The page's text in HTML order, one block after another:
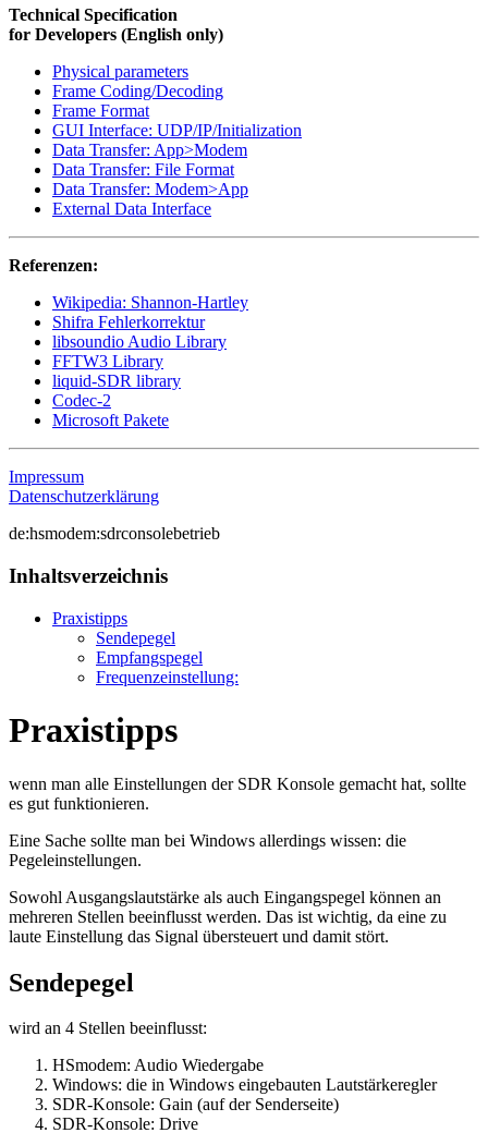
Technical Specification
for Developers (English only)
Physical parameters
Frame Coding/Decoding
Frame Format
GUI Interface: UDP/IP/Initialization
Data Transfer: App>Modem
Data Transfer: File Format
Data Transfer: Modem>App
External Data Interface
Referenzen:
Wikipedia: Shannon-Hartley
Shifra Fehlerkorrektur
libsoundio Audio Library
FFTW3 Library
liquid-SDR library
Codec-2
Microsoft Pakete
Impressum
Datenschutzerklärung
de:hsmodem:sdrconsolebetrieb
Inhaltsverzeichnis
Praxistipps
Sendepegel
Empfangspegel
Frequenzeinstellung:
Praxistipps
wenn man alle Einstellungen der SDR Konsole gemacht hat, sollte
es gut funktionieren.
Eine Sache sollte man bei Windows allerdings wissen: die
Pegeleinstellungen.
Sowohl Ausgangslautstärke als auch Eingangspegel können an
mehreren Stellen beeinflusst werden. Das ist wichtig, da eine zu
laute Einstellung das Signal übersteuert und damit stört.
Sendepegel
wird an 4 Stellen beeinflusst:
HSmodem: Audio Wiedergabe
Windows: die in Windows eingebauten Lautstärkeregler
SDR-Konsole: Gain (auf der Senderseite)
SDR-Konsole: Drive